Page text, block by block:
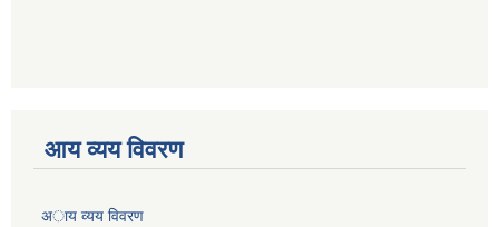
आय व्यय विवरण
अाय व्यय विवरण